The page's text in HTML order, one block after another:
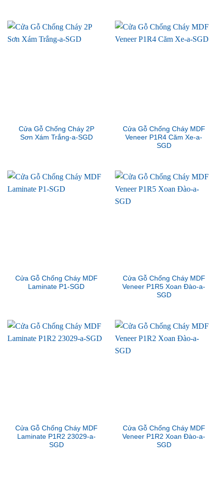
Cửa Gỗ Chống Cháy 2P
Sơn Xám Trắng-a-SGD
Cửa Gỗ Chống Cháy MDF
Veneer P1R4 Căm Xe-a-
SGD
Cửa Gỗ Chống Cháy MDF
Laminate P1-SGD
Cửa Gỗ Chống Cháy MDF
Veneer P1R5 Xoan Đào-a-
SGD
Cửa Gỗ Chống Cháy MDF
Laminate P1R2 23029-a-
SGD
Cửa Gỗ Chống Cháy MDF
Veneer P1R2 Xoan Đào-a-
SGD